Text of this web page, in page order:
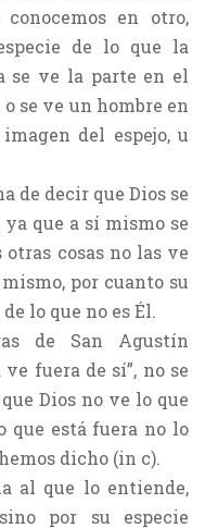
en otro,
de lo que la
se ve la parte en el
se ve un hombre en
del espejo, u
de decir que Dios se
que a sí mismo se
cosas no las ve
por cuanto su
lo que no es Él.
de San Agustín
fuera de sí”, no se
Dios no ve lo que
que está fuera no lo
dicho (in c).
al que lo entiende,
por su especie